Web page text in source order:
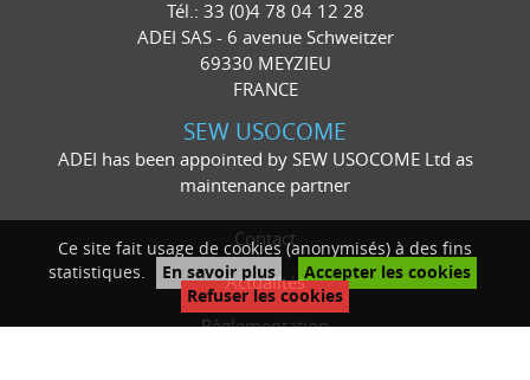
Ce site fait usage de cookies (anonymisés) à des fins
statistiques.
En savoir plus
Accepter les cookies
Refuser les cookies
Tél.: 33 (0)4 78 04 12 28
ADEI SAS - 6 avenue Schweitzer
69330 MEYZIEU
FRANCE
SEW USOCOME
ADEI has been appointed by SEW USOCOME Ltd as
maintenance partner
Contact
Actualités
Règlementation